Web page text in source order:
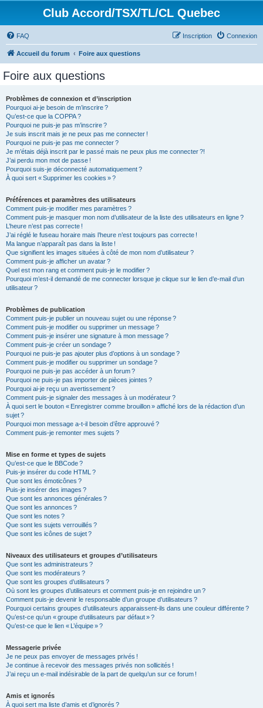
Club Accord/TSX/TL/CL Quebec
FAQ Connexion
Inscription
Accueil du forum Foire aux questions
Foire aux questions
Problèmes de connexion et d’inscription
Pourquoi ai-je besoin de m’inscrire ?
Qu’est-ce que la COPPA ?
Pourquoi ne puis-je pas m’inscrire ?
Je suis inscrit mais je ne peux pas me connecter !
Pourquoi ne puis-je pas me connecter ?
Je m’étais déjà inscrit par le passé mais ne peux plus me connecter ?!
J’ai perdu mon mot de passe !
Pourquoi suis-je déconnecté automatiquement ?
À quoi sert « Supprimer les cookies » ?
Préférences et paramètres des utilisateurs
Comment puis-je modifier mes paramètres ?
Comment puis-je masquer mon nom d’utilisateur de la liste des utilisateurs en ligne ?
L’heure n’est pas correcte !
J’ai réglé le fuseau horaire mais l’heure n’est toujours pas correcte !
Ma langue n’apparaît pas dans la liste !
Que signifient les images situées à côté de mon nom d’utilisateur ?
Comment puis-je afficher un avatar ?
Quel est mon rang et comment puis-je le modifier ?
Pourquoi m’est-il demandé de me connecter lorsque je clique sur le lien d’e-mail d’un
utilisateur ?
Problèmes de publication
Comment puis-je publier un nouveau sujet ou une réponse ?
Comment puis-je modifier ou supprimer un message ?
Comment puis-je insérer une signature à mon message ?
Comment puis-je créer un sondage ?
Pourquoi ne puis-je pas ajouter plus d’options à un sondage ?
Comment puis-je modifier ou supprimer un sondage ?
Pourquoi ne puis-je pas accéder à un forum ?
Pourquoi ne puis-je pas importer de pièces jointes ?
Pourquoi ai-je reçu un avertissement ?
Comment puis-je signaler des messages à un modérateur ?
À quoi sert le bouton « Enregistrer comme brouillon » affiché lors de la rédaction d’un
sujet ?
Pourquoi mon message a-t-il besoin d’être approuvé ?
Comment puis-je remonter mes sujets ?
Mise en forme et types de sujets
Qu’est-ce que le BBCode ?
Puis-je insérer du code HTML ?
Que sont les émoticônes ?
Puis-je insérer des images ?
Que sont les annonces générales ?
Que sont les annonces ?
Que sont les notes ?
Que sont les sujets verrouillés ?
Que sont les icônes de sujet ?
Niveaux des utilisateurs et groupes d’utilisateurs
Que sont les administrateurs ?
Que sont les modérateurs ?
Que sont les groupes d’utilisateurs ?
Où sont les groupes d’utilisateurs et comment puis-je en rejoindre un ?
Comment puis-je devenir le responsable d’un groupe d’utilisateurs ?
Pourquoi certains groupes d’utilisateurs apparaissent-ils dans une couleur différente ?
Qu’est-ce qu’un « groupe d’utilisateurs par défaut » ?
Qu’est-ce que le lien « L’équipe » ?
Messagerie privée
Je ne peux pas envoyer de messages privés !
Je continue à recevoir des messages privés non sollicités !
J’ai reçu un e-mail indésirable de la part de quelqu’un sur ce forum !
Amis et ignorés
À quoi sert ma liste d’amis et d’ignorés ?